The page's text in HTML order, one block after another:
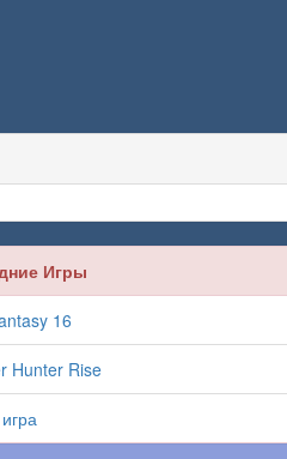
Игры
16
Hunter Rise